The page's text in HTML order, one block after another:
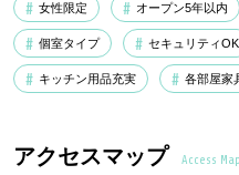
女性限定 オープン5年以内
個室タイプ セキュリティOK
キッチン用品充実 各部屋家
アクセスマップ Access Map